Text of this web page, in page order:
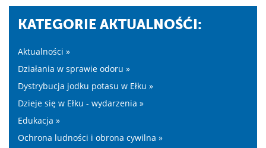
KATEGORIE AKTUALNOŚĆI:
Aktualności »
Działania w sprawie odoru »
Dystrybucja jodku potasu w Ełku »
Dzieje się w Ełku - wydarzenia »
Edukacja »
Ochrona ludności i obrona cywilna »